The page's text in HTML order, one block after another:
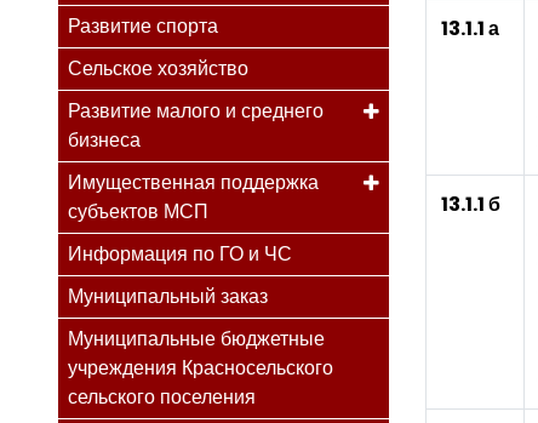
Развитие спорта
Сельское хозяйство
Развитие малого и среднего
бизнеса
Имущественная поддержка
субъектов МСП
Информация по ГО и ЧС
Муниципальный заказ
Муниципальные бюджетные
учреждения Красносельского
сельского поселения
13.1.1 а
13.1.1 б